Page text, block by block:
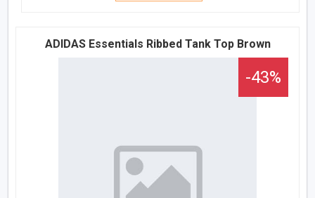
ADIDAS Essentials Ribbed Tank Top Brown
-43%